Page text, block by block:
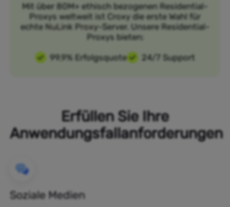
Mit über 80M+ ethisch bezogenen Residential-
Proxys weltweit ist Croxy die erste Wahl für
echte NuLink Proxy-Server. Unsere Residential-
Proxys bieten:
99,9% Erfolgsquote
24/7 Support
Erfüllen Sie Ihre
Anwendungsfallanforderungen
Soziale Medien